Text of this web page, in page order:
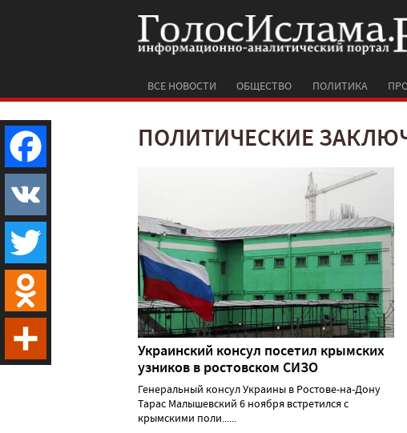
ВСЕ НОВОСТИ ОБЩЕСТВО ПОЛИТИКА
ПОЛИТИЧЕСКИЕ
Украинский консул посетил крымских
узников в ростовском СИЗО
Генеральный консул Украины в Ростове-на-Дону
Тарас Малышевский 6 ноября встретился с
крымскими поли......
Facebook
VK
Twitter
Odnoklassniki